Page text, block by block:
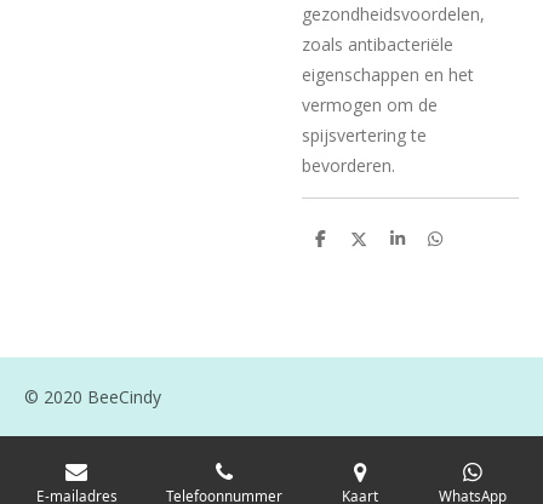
gezondheidsvoordelen,
zoals antibacteriële
eigenschappen en het
vermogen om de
spijsvertering te
bevorderen.
D
D
S
D
© 2020 BeeCindy
E-mailadres Telefoonnummer Kaart WhatsApp